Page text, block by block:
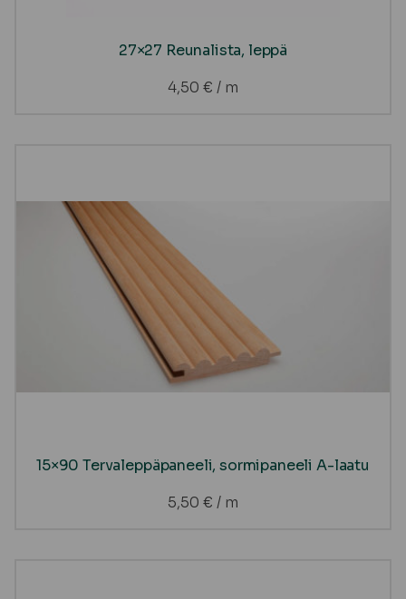
27×27 Reunalista, leppä
4,50 € / m
15×90 Tervaleppäpaneeli, sormipaneeli A-laatu
5,50 € / m